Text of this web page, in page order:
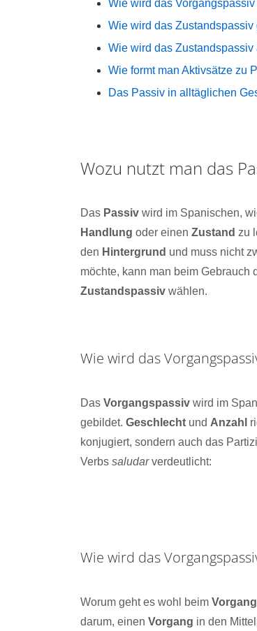
Wie wird das
Wie wird das Zustandspassiv
Wie wird das Zustandspassiv
Wie formt man Aktivsätze zu
Das Passiv in alltäglichen
Wozu nutzt man das
Das Passiv wird im Spanischen,
Handlung oder einenZustand zu
den Hintergrund und muss nicht
möchte, kann man beim Gebrauch
Zustandspassiv wählen.
Wie wird das
DasVorgangspassiv wird im
gebildet.Geschlecht und Anzahl
konjugiert, sondern auch das
Verbssaludarverdeutlicht:
Wie wird das
Worum geht es wohl beim
darum, einenVorgang in den